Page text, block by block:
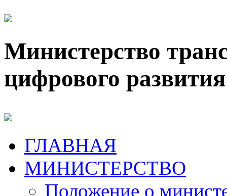
Министерство
цифрового
ГЛАВНАЯ
МИНИСТЕРСТВО
Положение о